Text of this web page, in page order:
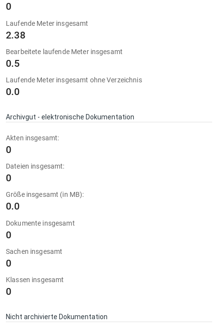
0
Laufende Meter insgesamt
2.38
Bearbeitete laufende Meter insgesamt
0.5
Laufende Meter insgesamt ohne Verzeichnis
0.0
Archivgut - elektronische Dokumentation
Akten insgesamt:
0
Dateien insgesamt:
0
Größe insgesamt (in MB):
0.0
Dokumente insgesamt
0
Sachen insgesamt
0
Klassen insgesamt
0
Nicht archivierte Dokumentation